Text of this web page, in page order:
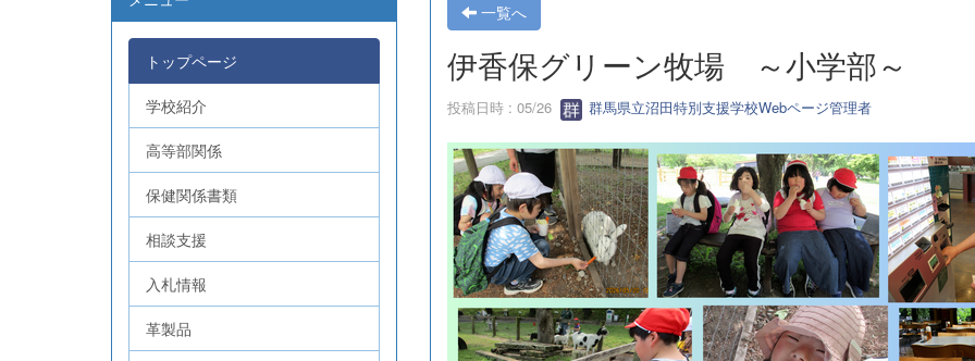
一覧へ
伊香保グリーン牧場 ～小学部～
投稿日時 : 05/26 群馬県立沼田特別支援学校Webページ管理者
トップページ
学校紹介
高等部関係
保健関係書類
相談支援
入札情報
革製品